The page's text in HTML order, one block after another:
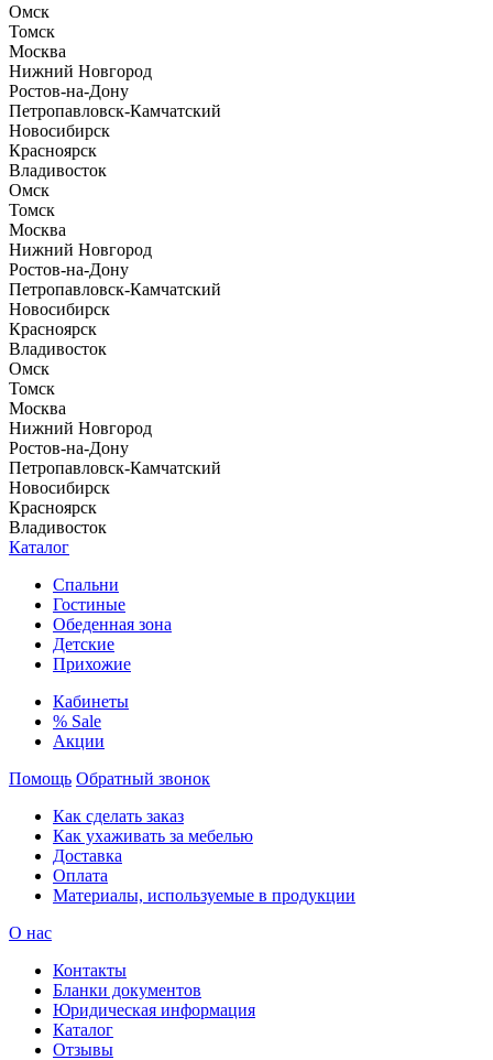
Омск
Томск
Москва
Нижний Новгород
Ростов-на-Дону
Петропавловск-Камчатский
Новосибирск
Красноярск
Владивосток
Омск
Томск
Москва
Нижний Новгород
Ростов-на-Дону
Петропавловск-Камчатский
Новосибирск
Красноярск
Владивосток
Омск
Томск
Москва
Нижний Новгород
Ростов-на-Дону
Петропавловск-Камчатский
Новосибирск
Красноярск
Владивосток
Каталог
Спальни
Гостиные
Обеденная зона
Детские
Прихожие
Кабинеты
% Sale
Акции
Помощь Обратный звонок
Как сделать заказ
Как ухаживать за мебелью
Доставка
Оплата
Материалы, используемые в продукции
О нас
Контакты
Бланки документов
Юридическая информация
Каталог
Отзывы